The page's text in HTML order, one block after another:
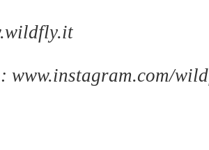
www.instagram.com/